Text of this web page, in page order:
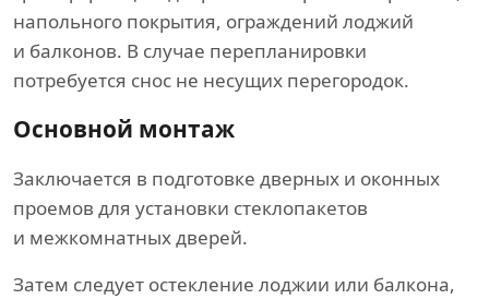
напольного покрытия, ограждений лоджий
и балконов. В случае перепланировки
потребуется снос не несущих перегородок.
Основной монтаж
Заключается в подготовке дверных и оконных
проемов для установки стеклопакетов
и межкомнатных дверей.
Затем следует остекление лоджии или балкона,